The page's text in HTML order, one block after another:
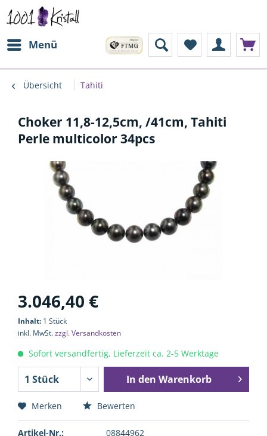
Menü
Übersicht Tahiti
Choker 11,8-12,5cm, /41cm, Tahiti
Perle multicolor 34pcs
3.046,40 €
Inhalt: 1 Stück
inkl. MwSt.zzgl. Versandkosten
Sofort versandfertig, Lieferzeit ca. 2-5 Werktage
In den Warenkorb
Merken Bewerten
Artikel-Nr.:
08844962